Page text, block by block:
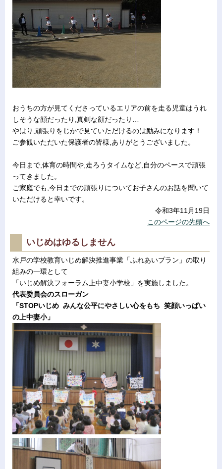
おうちの方が見てくださっているエリアの前を走る児童はうれ
しそうな顔だったり,真剣な顔だったり…
やはり,頑張りをじかで見ていただけるのは励みになります！
ご参観いただいた保護者の皆様,ありがとうございました。
今日まで,体育の時間や,走ろうタイムなど,自分のペースで頑張
ってきました。
ご家庭でも,今日までの頑張りについてお子さんのお話を聞いて
いただけると幸いです。
令和3年11月19日
このページの先頭へ
いじめはゆるしません
水戸の学校教育いじめ解決推進事業「ふれあいプラン」の取り
組みの一環として
「いじめ解決フォーラム上中妻小学校」を実施しました。
代表委員会のスローガン
「STOPいじめ みんな公平にやさしい心をもち 笑顔いっぱい
の上中妻小」